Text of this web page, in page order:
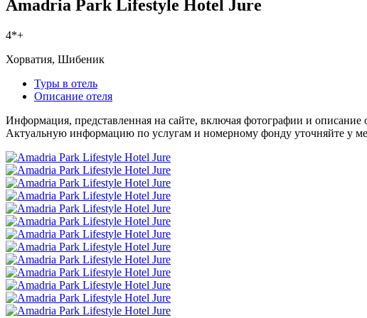
Amadria Park Lifestyle Hotel Jure
4*+
Хорватия, Шибеник
Туры в отель
Описание отеля
Информация, представленная на сайте, включая фотографии и описание
Актуальную информацию по услугам и номерному фонду уточняйте у